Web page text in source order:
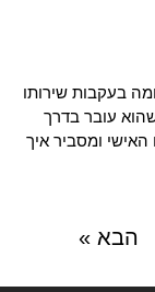
בעקבות שירותו
עובר בדרך
ומסביר איך
הבא »